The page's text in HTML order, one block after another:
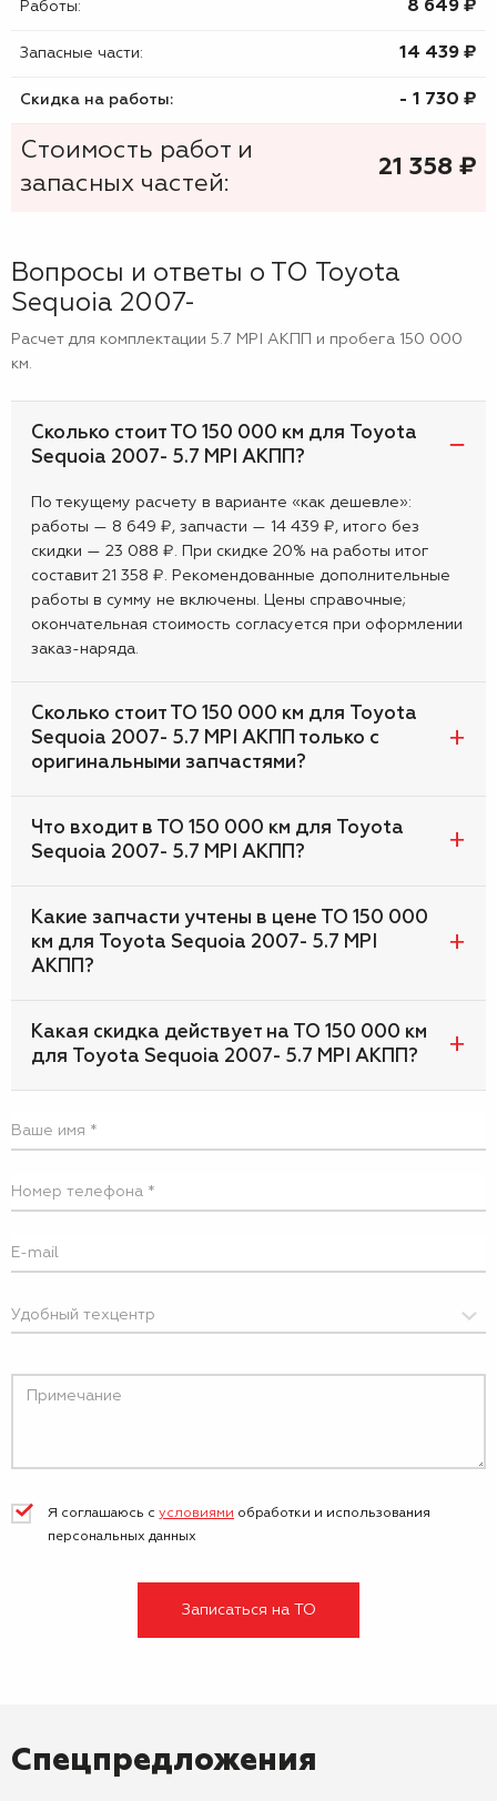
Работы: 8 649 ₷
Запасные части: 14 439 ₷
Скидка на работы: - 1 730 ₷
Стоимость работ и
запасных частей:
21 358 ₷
Вопросы и ответы о ТО Toyota
Sequoia 2007-
Расчет для комплектации 5.7 MPI АКПП и пробега 150 000
км.
Сколько стоит ТО 150 000 км для Toyota
Sequoia 2007- 5.7 MPI АКПП?
По текущему расчету в варианте «как дешевле»:
работы — 8 649 ₽, запчасти — 14 439 ₽, итого без
скидки — 23 088 ₽. При скидке 20% на работы итог
составит 21 358 ₽. Рекомендованные дополнительные
работы в сумму не включены. Цены справочные;
окончательная стоимость согласуется при оформлении
заказ-наряда.
Сколько стоит ТО 150 000 км для Toyota
Sequoia 2007- 5.7 MPI АКПП только с
оригинальными запчастями?
Что входит в ТО 150 000 км для Toyota
Sequoia 2007- 5.7 MPI АКПП?
Какие запчасти учтены в цене ТО 150 000
км для Toyota Sequoia 2007- 5.7 MPI
АКПП?
Какая скидка действует на ТО 150 000 км
для Toyota Sequoia 2007- 5.7 MPI АКПП?
Я соглашаюсь с условиями обработки и использования
персональных данных
Записаться на ТО
Спецпредложения